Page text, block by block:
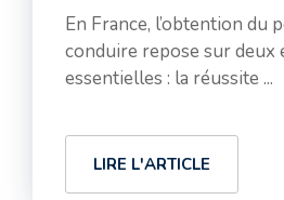
En France, l’obtention du
conduire repose sur deux
essentielles : la réussite ...
LIRE L'ARTICLE